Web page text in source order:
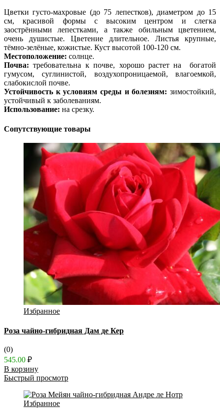
Цветки густо-махровые (до 75 лепестков), диаметром до 15
см, красивой формы с высоким центром и слегка
заострёнными лепестками, а также обильным цветением,
очень душистые. Цветение длительное. Листья крупные,
тёмно-зелёные, кожистые. Куст высотой 100-120 см.
Местоположение: солнце.
Почва:требовательна к почве, хорошо растет на богатой
гумусом, суглинистой, воздухопроницаемой, влагоемкой,
слабокислой почве.
Устойчивость к условиям среды и болезням: зимостойкий,
устойчивый к заболеваниям.
Использование: на срезку.
Сопутствующие товары
Избранное
Роза чайно-гибридная Дам де Кер
(0)
545.00 ₽
В корзину
Быстрый просмотр
Избранное